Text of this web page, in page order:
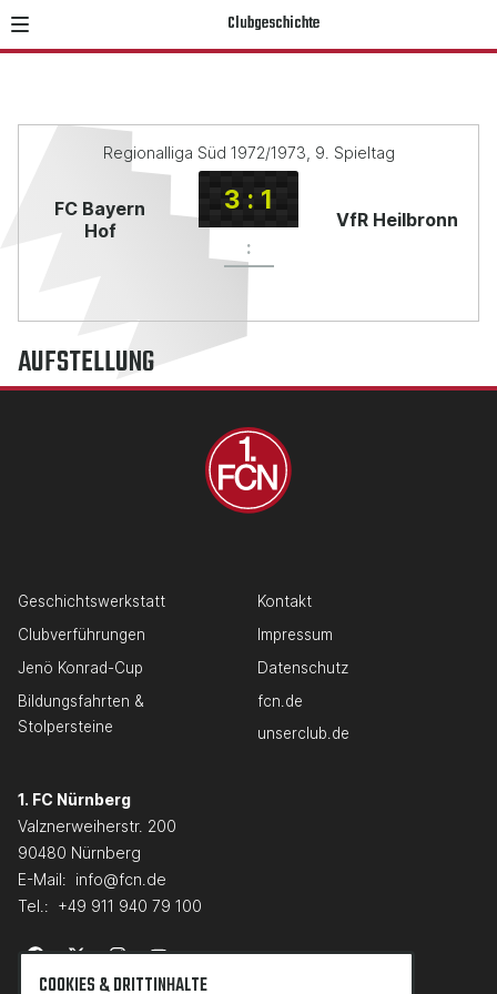
Clubgeschichte
Regionalliga Süd 1972/1973, 9. Spieltag
FC Bayern
Hof
3 : 1
:
VfR Heilbronn
AUFSTELLUNG
Geschichtswerkstatt
Clubverführungen
Jenö Konrad-Cup
Bildungsfahrten &
Stolpersteine
Kontakt
Impressum
Datenschutz
fcn.de
unserclub.de
1. FC Nürnberg
Valznerweiherstr. 200
90480 Nürnberg
E-Mail: info@fcn.de
Tel.: +49 911 940 79 100
COOKIES & DRITTINHALTE